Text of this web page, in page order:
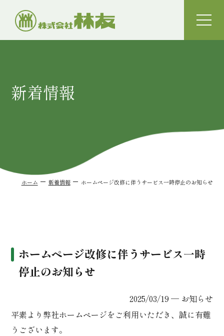
toggle
新着情報
ホーム 新着情報 ホームページ改修に伴うサービス一時停止のお知らせ
ホームページ改修に伴うサービス一時
停止のお知らせ
2025/03/19 ─ お知らせ
平素より弊社ホームページをご利用いただき、誠に有難
うございます。